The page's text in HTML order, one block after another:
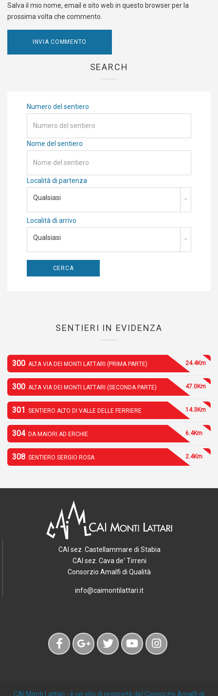
Salva il mio nome, email e sito web in questo browser per la
prossima volta che commento.
SEARCH
Numero del sentiero
Nome del sentiero
Località di partenza
Qualsiasi
Località di arrivo
Qualsiasi
SENTIERI IN EVIDENZA
300 ALTA VIA DEI MONTI LATTARI (PRIMA PARTE) 24.4Km
300 ALTA VIA DEI MONTI LATTARI (SECONDA PARTE) 47.0Km
301 SENTIERO ALTO DI VALLE DELLE FERRIERE 14.3Km
304 DA MAIORI AD ERCHIE 6.4Km
308 SENTIERO SERGIO ROSA 2.4Km
CAI sez. Castellammare di Stabia
CAI sez. Cava de' Tirreni
Consorzio Amalfi di Qualità
info@caimontilattari.it
CAI Monti Lattari - è un sito di proprietà del Consorzio Amalfi di